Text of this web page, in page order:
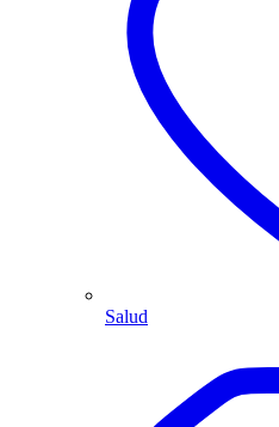
Salud